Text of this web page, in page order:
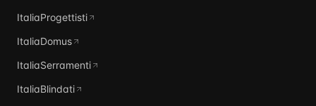
ItaliaProgettisti
ItaliaDomus
ItaliaSerramenti
ItaliaBlindati